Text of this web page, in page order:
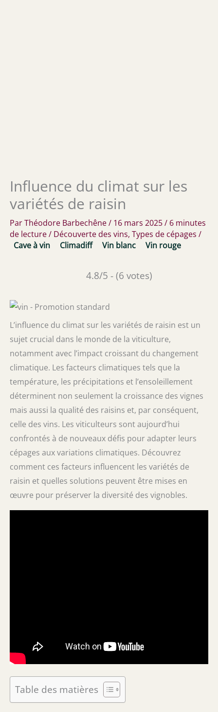
Influence du climat sur les
variétés de raisin
ParThéodore Barbechêne/ 16 mars 2025/ 6 minutes
de lecture/ Découverte des vins, Types de cépages /
Cave à vin
Climadiff Vin blanc Vin rouge
4.8/5 - (6 votes)
L’influence du climat sur les variétés de raisin est un
sujet crucial dans le monde de la viticulture,
notamment avec l’impact croissant du changement
climatique. Les facteurs climatiques tels que la
température, les précipitations et l’ensoleillement
déterminent non seulement la croissance des vignes
mais aussi la qualité des raisins et, par conséquent,
celle des vins. Les viticulteurs sont aujourd’hui
confrontés à de nouveaux défis pour adapter leurs
cépages aux variations climatiques. Découvrez
comment ces facteurs influencent les variétés de
raisin et quelles solutions peuvent être mises en
œuvre pour préserver la diversité des vignobles.
Table des matières